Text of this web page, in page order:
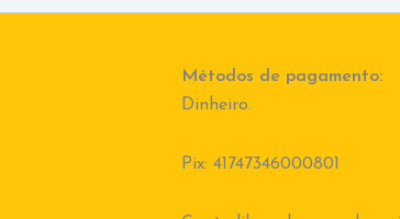
Métodos de pagamento:
Dinheiro.
Pix: 41747346000801